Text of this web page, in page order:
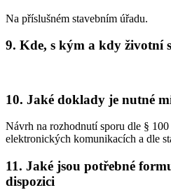
Na příslušném stavebním úřadu.
9. Kde, s kým a kdy životní
10. Jaké doklady je nutné
Návrh na rozhodnutí sporu dle §
elektronických komunikacích a dle
11. Jaké jsou potřebné
dispozici